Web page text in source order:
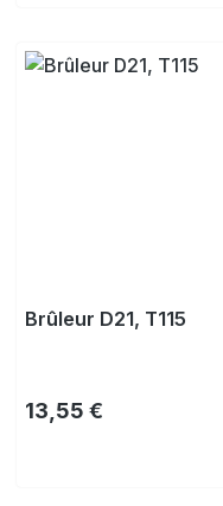
Brûleur D21, T115
Prix régulier :
13,55 €